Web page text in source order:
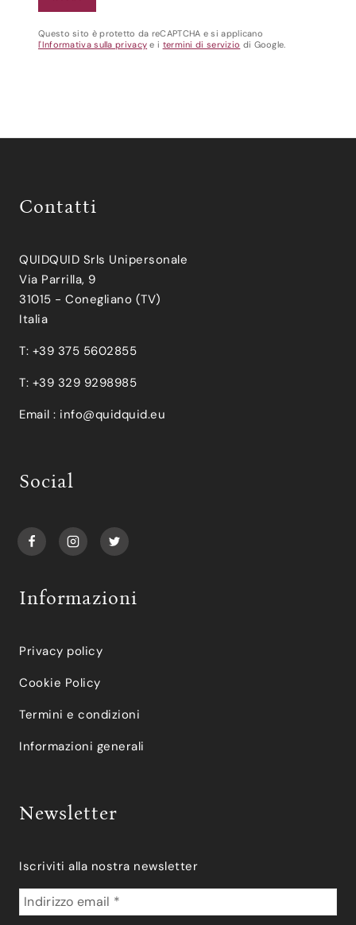
Questo sito è protetto da reCAPTCHA e si applicano
l'Informativa sulla privacy e i termini di servizio di Google.
Contatti
QUIDQUID Srls Unipersonale
Via Parrilla, 9
31015 - Conegliano (TV)
Italia
T: +39 375 5602855
T: +39 329 9298985
Email : info@quidquid.eu
Social
Informazioni
Privacy policy
Cookie Policy
Termini e condizioni
Informazioni generali
Newsletter
Iscriviti alla nostra newsletter